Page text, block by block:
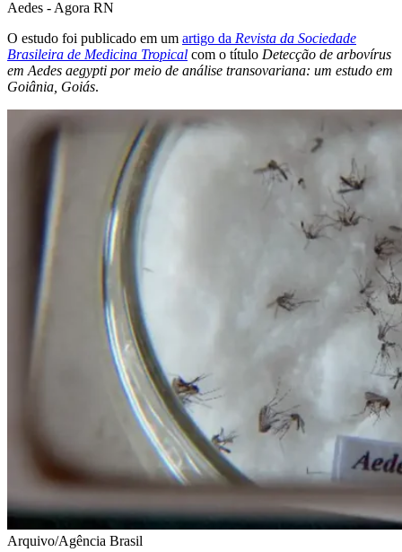
O estudo foi publicado em um artigo da Revista da Sociedade
Brasileira de Medicina Tropical com o título Detecção de arbovírus
em Aedes aegypti por meio de análise transovariana: um estudo em
Goiânia, Goiás.
Arquivo/Agência Brasil